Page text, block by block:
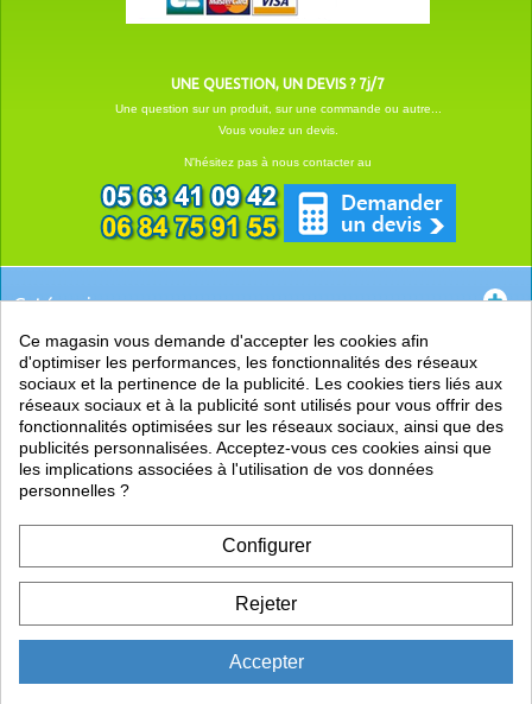
UNE QUESTION, UN DEVIS ? 7j/7
Une question sur un produit, sur une commande ou autre...
Vous voulez un devis.
N'hésitez pas à nous contacter au
Catégories
EN SAVOIR +
PRATIQUE
LIENS
Ce magasin vous demande d'accepter les cookies afin
d'optimiser les performances, les fonctionnalités des réseaux
sociaux et la pertinence de la publicité. Les cookies tiers liés aux
réseaux sociaux et à la publicité sont utilisés pour vous offrir des
fonctionnalités optimisées sur les réseaux sociaux, ainsi que des
publicités personnalisées. Acceptez-vous ces cookies ainsi que
les implications associées à l'utilisation de vos données
personnelles ?
Configurer
Rejeter
Accepter